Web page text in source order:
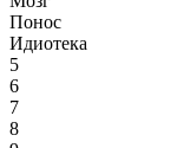
Понос
Идиотека
5
6
7
8